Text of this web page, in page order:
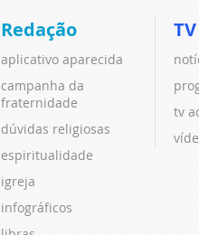
Redação
aplicativo aparecida
campanha da
fraternidade
dúvidas religiosas
espiritualidade
igreja
infográficos
tv